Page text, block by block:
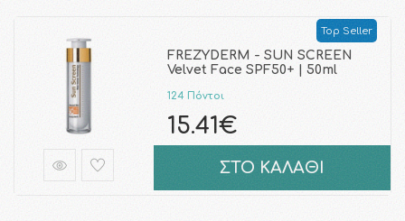
Top Seller
FREZYDERM - SUN SCREEN
Velvet Face SPF50+ | 50ml
124 Πόντοι
15.41€
ΣΤΟ ΚΑΛΑΘΙ